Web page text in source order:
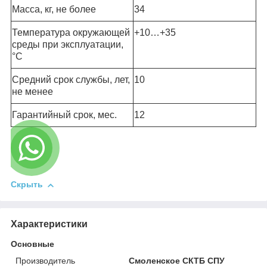
Масса, кг, не более 34
Температура окружающей
среды при эксплуатации,
°С
+10…+35
Средний срок службы, лет,
не менее
10
Гарантийный срок, мес. 12
Скрыть
Характеристики
Основные
Производитель
Смоленское СКТБ СПУ